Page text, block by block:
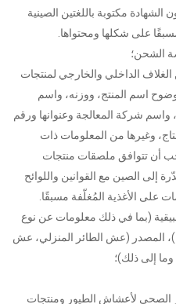
الشهادة مكتوبة باللغتين الصينية
على شكلها ومحتواها.
الغلاف الداخلي والخارجي لمنتجات
اسم المنتج، ووزنه، واسم
شركة المعالجة وعنوانها ورقم
وغيرها من المعلومات ذات
يجب أن تتوافق ملصقات منتجات
إلى الصين مع القوانين واللوائح
على الأغذية المُغلّفة مسبقًا.
(بما في ذلك معلومات عن نوع
المصدر (عش الطائر المنزلي، عش
إلى ذلك)؛
الصحي لأعشاش الطيور ومنتجات